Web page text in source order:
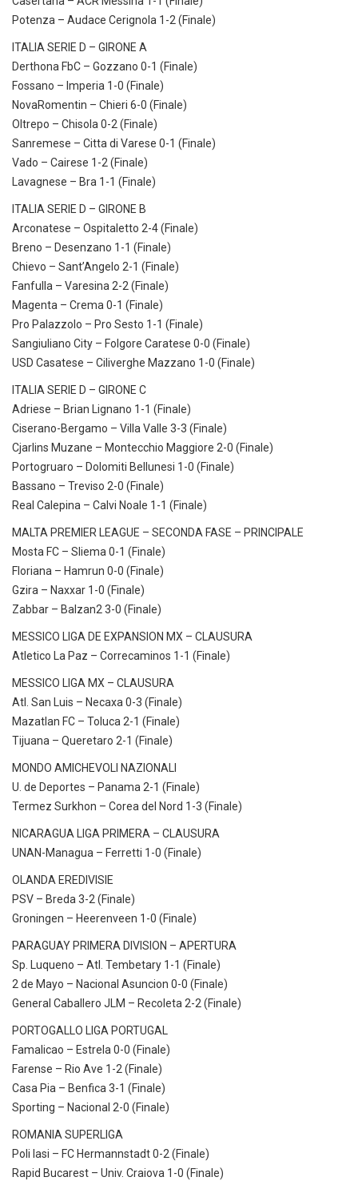
Potenza – Audace Cerignola 1-2 (Finale)
ITALIA SERIE D – GIRONE A
Derthona FbC – Gozzano 0-1 (Finale)
Fossano – Imperia 1-0 (Finale)
NovaRomentin – Chieri 6-0 (Finale)
Oltrepo – Chisola 0-2 (Finale)
Sanremese – Citta di Varese 0-1 (Finale)
Vado – Cairese 1-2 (Finale)
Lavagnese – Bra 1-1 (Finale)
ITALIA SERIE D – GIRONE B
Arconatese – Ospitaletto 2-4 (Finale)
Breno – Desenzano 1-1 (Finale)
Chievo – Sant’Angelo 2-1 (Finale)
Fanfulla – Varesina 2-2 (Finale)
Magenta – Crema 0-1 (Finale)
Pro Palazzolo – Pro Sesto 1-1 (Finale)
Sangiuliano City – Folgore Caratese 0-0 (Finale)
USD Casatese – Ciliverghe Mazzano 1-0 (Finale)
ITALIA SERIE D – GIRONE C
Adriese – Brian Lignano 1-1 (Finale)
Ciserano-Bergamo – Villa Valle 3-3 (Finale)
Cjarlins Muzane – Montecchio Maggiore 2-0 (Finale)
Portogruaro – Dolomiti Bellunesi 1-0 (Finale)
Bassano – Treviso 2-0 (Finale)
Real Calepina – Calvi Noale 1-1 (Finale)
MALTA PREMIER LEAGUE – SECONDA FASE – PRINCIPALE
Mosta FC – Sliema 0-1 (Finale)
Floriana – Hamrun 0-0 (Finale)
Gzira – Naxxar 1-0 (Finale)
Zabbar – Balzan2 3-0 (Finale)
MESSICO LIGA DE EXPANSION MX – CLAUSURA
Atletico La Paz – Correcaminos 1-1 (Finale)
MESSICO LIGA MX – CLAUSURA
Atl. San Luis – Necaxa 0-3 (Finale)
Mazatlan FC – Toluca 2-1 (Finale)
Tijuana – Queretaro 2-1 (Finale)
MONDO AMICHEVOLI NAZIONALI
U. de Deportes – Panama 2-1 (Finale)
Termez Surkhon – Corea del Nord 1-3 (Finale)
NICARAGUA LIGA PRIMERA – CLAUSURA
UNAN-Managua – Ferretti 1-0 (Finale)
OLANDA EREDIVISIE
PSV – Breda 3-2 (Finale)
Groningen – Heerenveen 1-0 (Finale)
PARAGUAY PRIMERA DIVISION – APERTURA
Sp. Luqueno – Atl. Tembetary 1-1 (Finale)
2 de Mayo – Nacional Asuncion 0-0 (Finale)
General Caballero JLM – Recoleta 2-2 (Finale)
PORTOGALLO LIGA PORTUGAL
Famalicao – Estrela 0-0 (Finale)
Farense – Rio Ave 1-2 (Finale)
Casa Pia – Benfica 3-1 (Finale)
Sporting – Nacional 2-0 (Finale)
ROMANIA SUPERLIGA
Poli Iasi – FC Hermannstadt 0-2 (Finale)
Rapid Bucarest – Univ. Craiova 1-0 (Finale)